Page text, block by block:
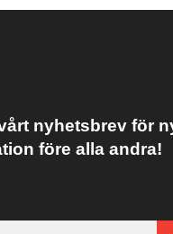
nyhetsbrev för
före alla andra!